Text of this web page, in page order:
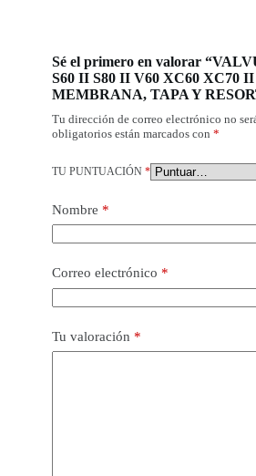
Sé el primero en valorar
S60 II S80 II V60 XC60 XC70
MEMBRANA, TAPA Y
Tu dirección de correo electrónico no
obligatorios están marcados con *
TU PUNTUACIÓN *
Nombre *
Correo electrónico *
Tu valoración *